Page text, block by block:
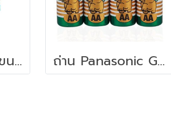
แมงกานีสโกล์ด ขนาด D 2ก้อน เขียว Panasonic R20GT/2SL ถ่าน Panasonic Gold R6GT/4SL AA